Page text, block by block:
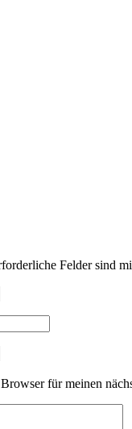
Felder sind
für meinen